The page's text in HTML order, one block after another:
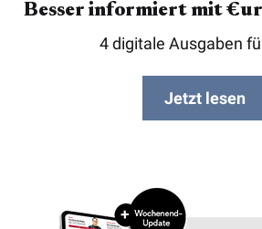
Besser informiert mit
4 digitale Ausgaben
Jetzt lesen